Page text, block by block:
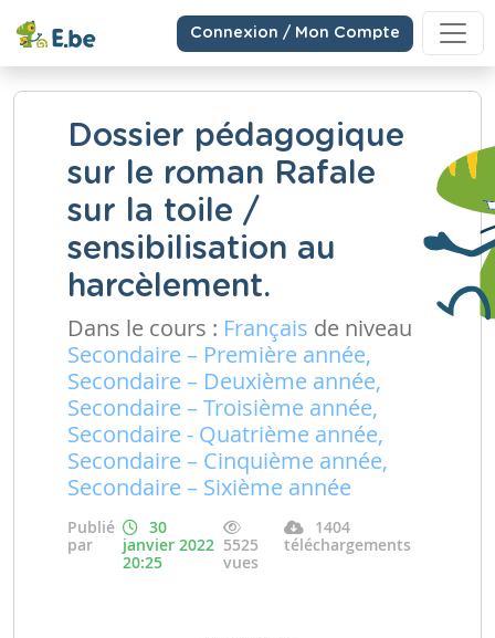
Connexion / Mon Compte
Dossier pédagogique
sur le roman Rafale
sur la toile /
sensibilisation au
harcèlement.
Dans le cours : Français de niveau
Secondaire – Première année,
Secondaire – Deuxième année,
Secondaire – Troisième année,
Secondaire - Quatrième année,
Secondaire – Cinquième année,
Secondaire – Sixième année
Publié
par
30
janvier 2022
20:25
5525
vues
1404
téléchargements